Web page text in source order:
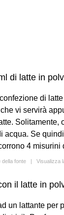
di latte in
di
vi servirà
Solitamente,
acqua. Se
4 misurini
della fonte | Visualizza
il latte in
un lattante per